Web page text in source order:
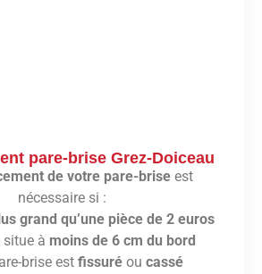
pare-brise Grez-Doiceau
de votre pare-briseest
nécessaire si :
grand qu’une pièce de 2 euros
situe à moins de 6 cm du bord
brise est fissuré ou cassé